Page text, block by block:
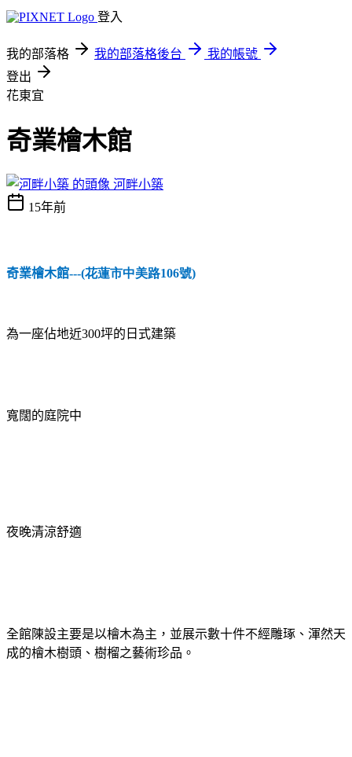
登入
我的部落格 我的部落格後台
我的帳號
登出
花東宜
奇業檜木館
河畔小築
15年前
奇業檜木館---(花蓮市中美路106號)
為一座佔地近300坪的日式建築
寬闊的庭院中
夜晚清涼舒適
全館陳設主要是以檜木為主，並展示數十件不經雕琢、渾然天
成的檜木樹頭、樹榴之藝術珍品。